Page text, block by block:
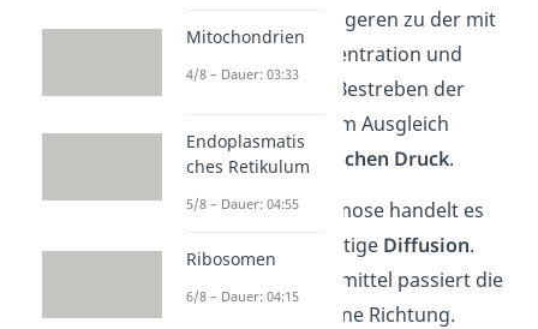
Seite mit der niedrigeren zu der mit
der höheren Konzentration und
verdünnt sie. Das Bestreben der
Teilchen nach einem Ausgleich
nennst duosmotischen Druck.
Merke:Bei der Osmose handelt es
sich um eine einseitige Diffusion.
Denn das Lösungsmittel passiert die
Membran nur in eine Richtung.
Mitochondrien
4/8 – Dauer: 03:33
Endoplasmatis
ches Retikulum
5/8 – Dauer: 04:55
Ribosomen
6/8 – Dauer: 04:15